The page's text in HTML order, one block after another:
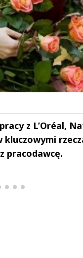
z L’Oréal,
pracodawcę.